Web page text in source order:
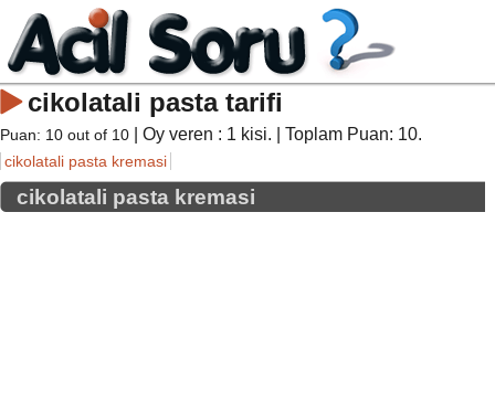
cikolatali pasta tarifi
Puan: 10 out of 10 | Oy veren : 1 kisi. | Toplam Puan: 10.
cikolatali pasta kremasi
cikolatali pasta kremasi